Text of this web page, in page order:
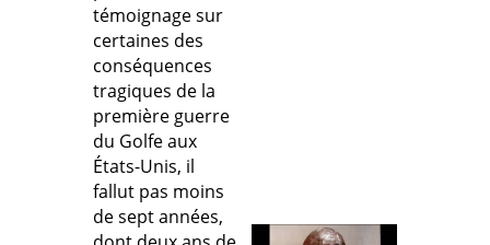
témoignage sur
certaines des
conséquences
tragiques de la
première guerre
du Golfe aux
États-Unis, il
fallut pas moins
de sept années,